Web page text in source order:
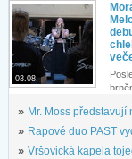
03.08.
» Mr. Moss představují
» Rapové duo PAST
» Vršovická kapela